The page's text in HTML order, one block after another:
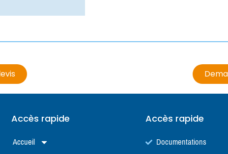
Accès rapide
Accueil
Accès rapide
Documentations